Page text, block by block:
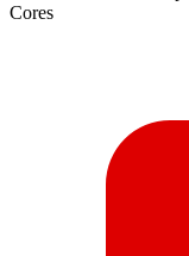
Cores